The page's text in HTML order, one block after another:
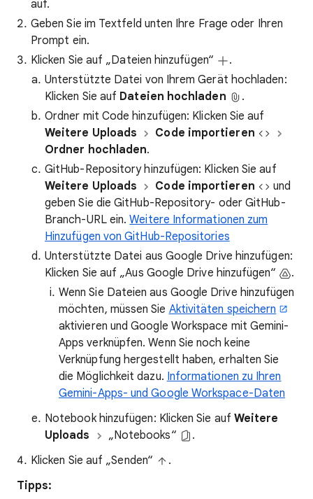
auf.
Geben Sie im Textfeld unten Ihre Frage oder Ihren
Prompt ein.
Klicken Sie auf „Dateien hinzufügen“
.
Unterstützte Datei von Ihrem Gerät hochladen:
Klicken Sie auf Dateien hochladen
.
Ordner mit Code hinzufügen: Klicken Sie auf
Weitere Uploads
Code importieren
Ordner hochladen.
GitHub-Repository hinzufügen: Klicken Sie auf
Weitere Uploads
Code importieren
und
geben Sie die GitHub-Repository- oder GitHub-
Branch-URL ein.Weitere Informationen zum
Hinzufügen von GitHub-Repositories
Unterstützte Datei aus Google Drive hinzufügen:
Klicken Sie auf „Aus Google Drive hinzufügen“
.
Wenn Sie Dateien aus Google Drive hinzufügen
möchten, müssen Sie Aktivitäten speichern
aktivieren und Google Workspace mit Gemini-
Apps verknüpfen. Wenn Sie noch keine
Verknüpfung hergestellt haben, erhalten Sie
die Möglichkeit dazu. Informationen zu Ihren
Gemini-Apps- und Google Workspace-Daten
Notebook hinzufügen: Klicken Sie auf Weitere
Uploads
„Notebooks“
.
Klicken Sie auf „Senden“
.
Tipps: